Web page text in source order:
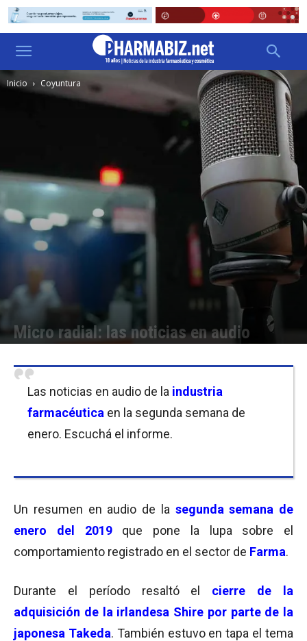
Inicio Coyuntura
Micro radial: las noticias en audio
Las noticias en audio de la industria
farmacéutica en la segunda semana de
enero. Escuchá el informe.
Un resumen en audio de la segundasemana de
enero del 2019que pone la lupa sobre el
comportamiento registrado en el sector de Farma.
Durante el período resaltó el
cierre de la
adquisición de la irlandesa Shire por parte de la
japonesa Takeda. También estuvo en tapa el tema